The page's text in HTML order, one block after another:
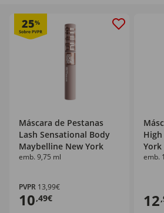
25%
Máscara de Pestanas
Lash Sensational Body
Maybelline New York
emb. 9,75 ml
PVPR 13,99€
10,49€
York
emb.
12